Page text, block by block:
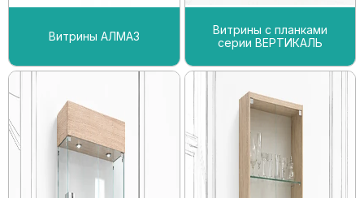
Витрины АЛМАЗ
Витрины с планками
серии ВЕРТИКАЛЬ